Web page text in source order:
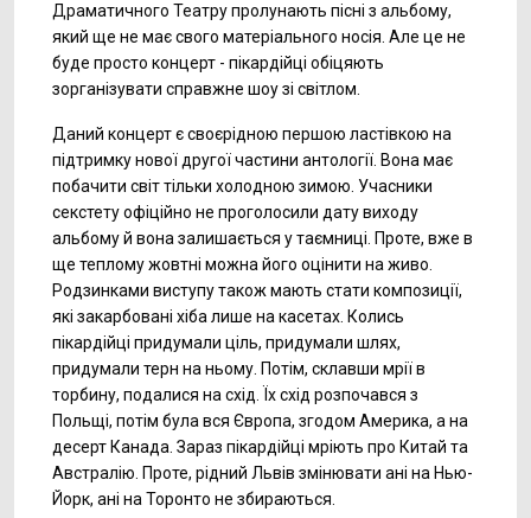
Драматичного Театру пролунають пісні з альбому,
який ще не має свого матеріального носія. Але це не
буде просто концерт - пікардійці обіцяють
зорганізувати справжне шоу зі світлом.
Даний концерт є своєрідною першою ластівкою на
підтримку нової другої частини антології. Вона має
побачити світ тільки холодною зимою. Учасники
секстету офіційно не проголосили дату виходу
альбому й вона залишається у таємниці. Проте, вже в
ще теплому жовтні можна його оцінити на живо.
Родзинками виступу також мають стати композиції,
які закарбовані хіба лише на касетах. Колись
пікардійці придумали ціль, придумали шлях,
придумали терн на ньому. Потім, склавши мрії в
торбину, подалися на схід. Їх схід розпочався з
Польщі, потім була вся Європа, згодом Америка, а на
десерт Канада. Зараз пікардійці мріють про Китай та
Австралію. Проте, рідний Львів змінювати ані на Нью-
Йорк, ані на Торонто не збираються.